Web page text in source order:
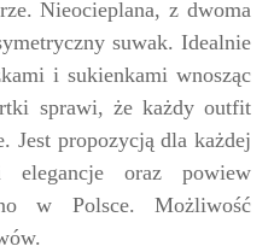
Nieocieplana, z dwoma
suwak. Idealnie
i sukienkami wnosząc
sprawi, że każdy outfit
Jest propozycją dla każdej
oraz powiew
w Polsce. Możliwość